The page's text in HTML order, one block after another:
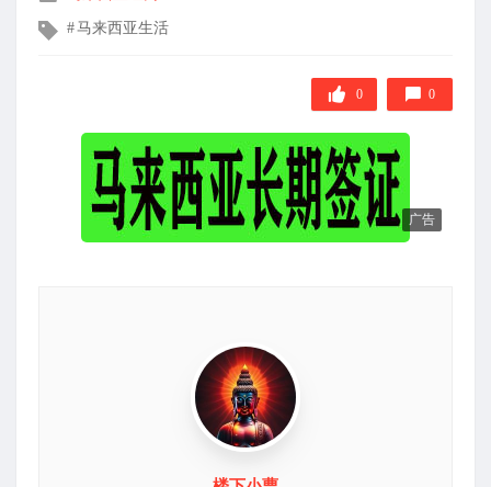
在
文马来西亚生活
0 0
广告